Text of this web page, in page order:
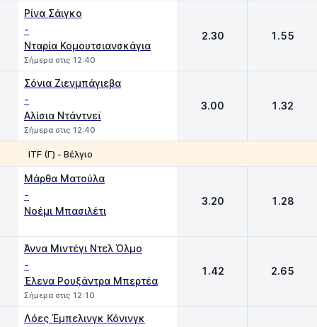
Ρίνα Σάιγκο
-
Νταρία Κομουτσιανσκάγια
Σήμερα στις 12:40
2.30 1.55
Σόνια Ζιενμπάγιεβα
-
Αλίσια Ντάντνεϊ
Σήμερα στις 12:40
3.00 1.32
ITF (Γ) - Βέλγιο
Μάρθα Ματούλα
-
Νοέμι Μπασιλέτι
3.20 1.28
Άννα Μιντέγι Ντελ Όλμο
-
Έλενα Ρουξάντρα Μπερτέα
Σήμερα στις 12:10
1.42 2.65
Λόες Έμπελινγκ Κόνινγκ